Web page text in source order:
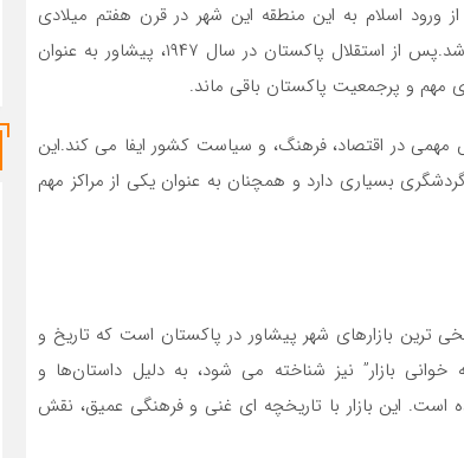
اسلام به این منطقه این شهر در قرن هفتم میلادی
توسط اعراب فتح شد و به تدریج به یک مرکز اسلامی تبدیل شد.پس از استقلال پاکستان در سال ۱۹۴۷، پیشاور به عنوان
مهم و پرجمعیت پاکستان باقی ماند.
در اقتصاد، فرهنگ، و سیاست کشور ایفا می ‌کند.این
بسیاری دارد و همچنان به عنوان یکی از مراکز مهم
‌ترین بازارهای شهر پیشاور در پاکستان است که تاریخ و
بازار” نیز شناخته می‌ شود، به دلیل داستان‌ها و
این بازار با تاریخچه ‌ای غنی و فرهنگی عمیق، نقش